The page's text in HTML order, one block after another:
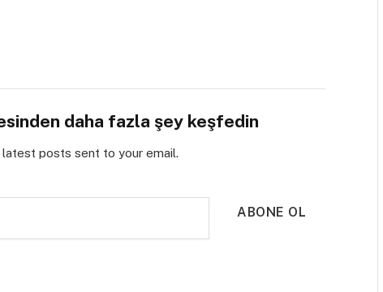
daha fazla şey keşfedin
posts sent to your email.
ABONE OL